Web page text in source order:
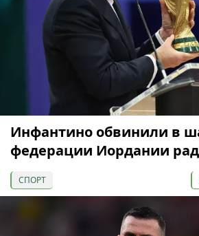
Инфантино обвинили в
федерации Иордании
СПОРТ